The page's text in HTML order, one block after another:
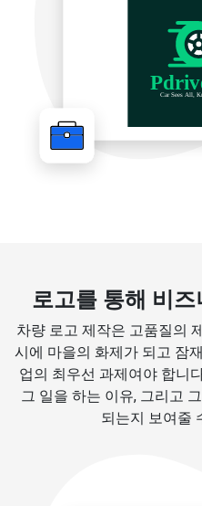
로고를 통해 비
차량 로고 제작은 고품질의
시에 마을의 화제가 되고 잠
업의 최우선 과제여야 합니
그 일을 하는 이유, 그리고
되는지 보여줄